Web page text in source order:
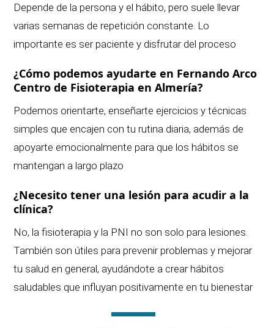
Depende de la persona y el hábito, pero suele llevar
varias semanas de repetición constante. Lo
importante es ser paciente y disfrutar del proceso
¿Cómo podemos ayudarte en Fernando Arco
Centro de Fisioterapia en Almería?
Podemos orientarte, enseñarte ejercicios y técnicas
simples que encajen con tu rutina diaria, además de
apoyarte emocionalmente para que los hábitos se
mantengan a largo plazo
¿Necesito tener una lesión para acudir a la
clínica?
No, la fisioterapia y la PNI no son solo para lesiones.
También son útiles para prevenir problemas y mejorar
tu salud en general, ayudándote a crear hábitos
saludables que influyan positivamente en tu bienestar